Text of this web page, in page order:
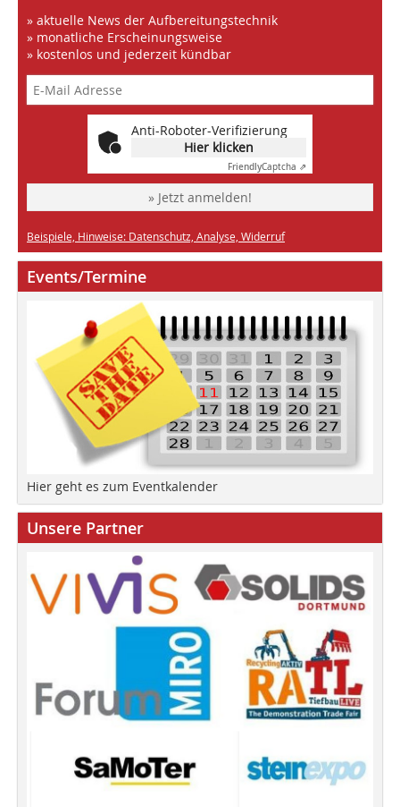
» aktuelle News der Aufbereitungstechnik
» monatliche Erscheinungsweise
» kostenlos und jederzeit kündbar
Anti-Roboter-Verifizierung
Hier klicken
FriendlyCaptcha ⇗
» Jetzt anmelden!
Beispiele, Hinweise: Datenschutz, Analyse, Widerruf
Events/Termine
Hier geht es zum Eventkalender
Unsere Partner